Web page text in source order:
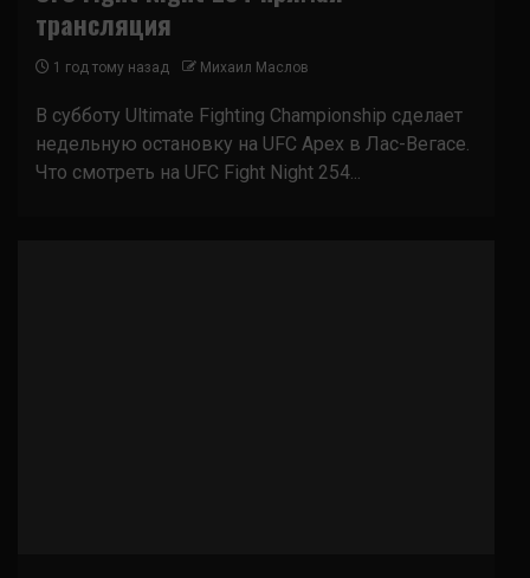
трансляция
1 год тому назад Михаил Маслов
В субботу Ultimate Fighting Championship сделает
недельную остановку на UFC Apex в Лас-Вегасе.
Что смотреть на UFC Fight Night 254...